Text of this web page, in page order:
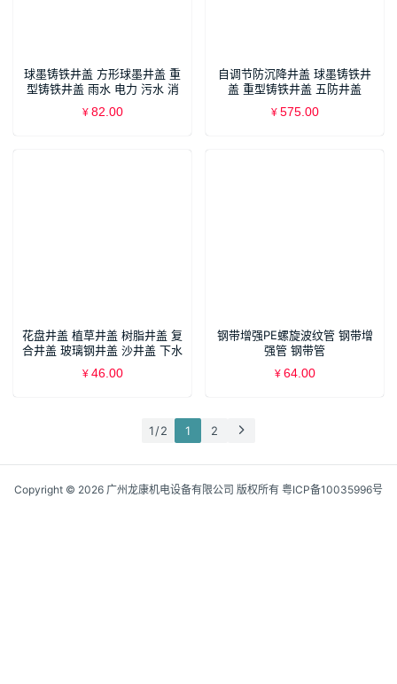
球墨铸铁井盖 方形球墨井盖 重
型铸铁井盖 雨水 电力 污水 消
防 通信 排水盖板 沙井盖 下水
道 窨井盖
¥ 82.00
自调节防沉降井盖 球墨铸铁井
盖 重型铸铁井盖 五防井盖
¥ 575.00
花盘井盖 植草井盖 树脂井盖 复
合井盖 玻璃钢井盖 沙井盖 下水
道 窨井盖
¥ 46.00
钢带增强PE螺旋波纹管 钢带增
强管 钢带管
¥ 64.00
1 / 2 1 2
Copyright © 2026 广州龙康机电设备有限公司 版权所有 粤ICP备10035996号